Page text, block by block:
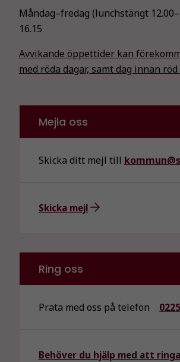
Måndag–fredag (lunchstängt
16.15
Avvikande öppettider kan
med röda dagar, samt dag innan röd
Mejla oss
Skicka ditt mejl till
Skicka mejl
Ring oss
Prata med oss på telefon
Behöver du hjälp med att